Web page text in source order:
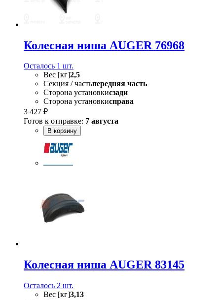
Колесная ниша AUGER 76968
Осталось 1 шт.
Вес [кг]2,5
Секция / частьпередняя часть
Сторона установкисзади
Сторона установкисправа
3 427 ₽
Готов к отправке: 7 августа
В корзину
Колесная ниша AUGER 83145
Осталось 2 шт.
Вес [кг]3,13